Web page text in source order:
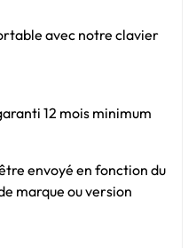
avec notre clavier
12 mois minimum
envoyé en fonction du
marque ou version